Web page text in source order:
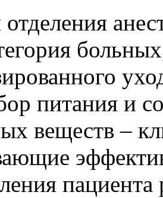
питания и
вещес­тв –